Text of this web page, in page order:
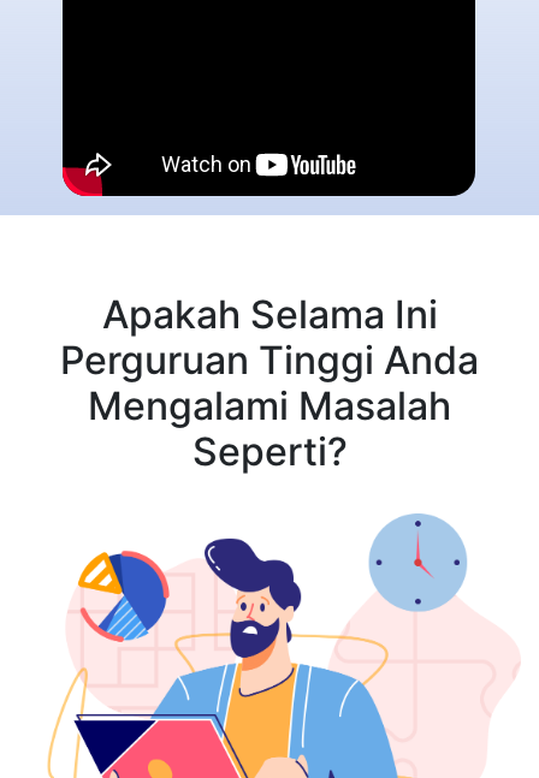
Apakah Selama Ini
Perguruan Tinggi Anda
Mengalami Masalah
Seperti?